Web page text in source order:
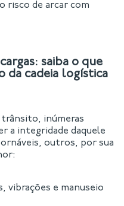
risco de arcar com
saiba o que
da cadeia logística
trânsito, inúmeras
a integridade daquele
outros, por sua
vibrações e manuseio